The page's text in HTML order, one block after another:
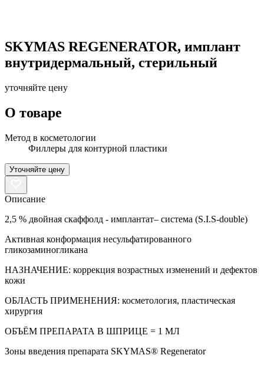
SKYMAS REGENERATOR, имплант
внутридермальный, стерильный
уточняйте цену
О товаре
Метод в косметологии
Филлеры для контурной пластики
Уточняйте цену
Описание
2,5 % двойная скаффолд - имплантат– система (S.I.S-double)
Активная конформация несульфатированного
гликозаминогликана
НАЗНАЧЕНИЕ: коррекция возрастных изменений и дефектов
кожи
ОБЛАСТЬ ПРИМЕНЕНИЯ: косметология, пластическая
хирургия
ОБЪЁМ ПРЕПАРАТА В ШПРИЦЕ = 1 МЛ
Зоны введения препарата SKYMAS® Regenerator